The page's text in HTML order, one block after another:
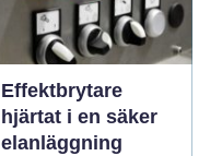
Effektbrytare
hjärtat i en säker
elanläggning